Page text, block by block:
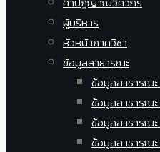
ผู้บริหาร
หัวหน้าภาควิชา
ข้อมูลสาธารณะ
ข้อมูลสาธารณ
ข้อมูลสาธารณ
ข้อมูลสาธารณ
ข้อมูลสาธารณ